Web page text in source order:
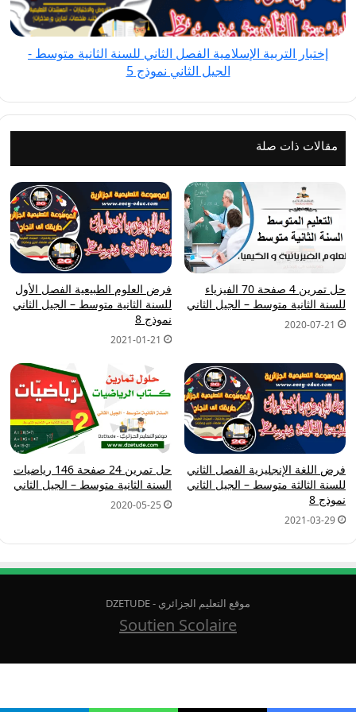
الثانية
متوسط
نموذج
5
إختبار التربية الإسلامية الفصل الثاني للسنة الثانية متوسط -
الجيل الثاني نموذج 5
مقالات ذات صلة
حل تمرين 4 صفحة 70 الفيزياء
للسنة الثانية متوسط – الجيل الثاني
2020-07-21
فرض العلوم الطبيعية الفصل الأول
للسنة الثانية متوسط – الجيل الثاني
نموذج 8
2021-01-21
فرض اللغة الإنجليزية الفصل الثاني
للسنة الثالثة متوسط – الجيل الثاني
نموذج 8
2021-03-29
حل تمرين 24 صفحة 146 رياضيات
السنة الثانية متوسط – الجيل الثاني
2020-05-25
موقع التعليم الجزائري - DZETUDE
Soutien Scolaire